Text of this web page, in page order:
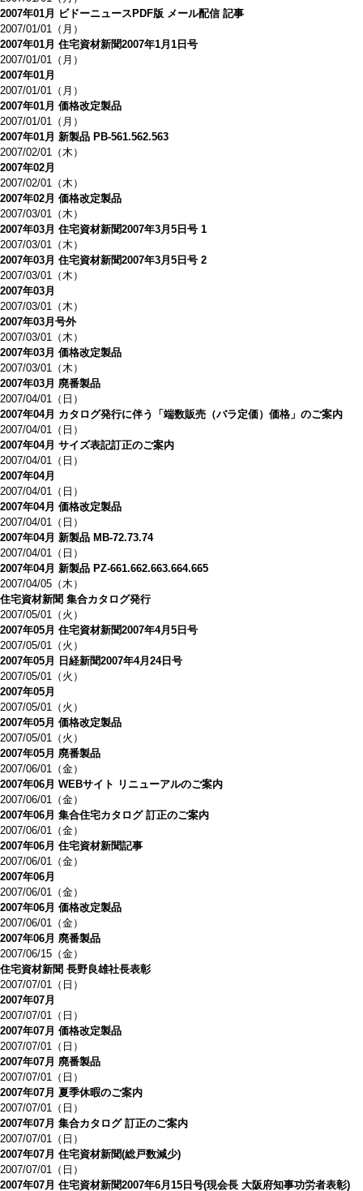
2007年01月 ビドーニュースPDF版 メール配信 記事
2007/01/01（月）
2007年01月 住宅資材新聞2007年1月1日号
2007/01/01（月）
2007年01月
2007/01/01（月）
2007年01月 価格改定製品
2007/01/01（月）
2007年01月 新製品 PB-561.562.563
2007/02/01（木）
2007年02月
2007/02/01（木）
2007年02月 価格改定製品
2007/03/01（木）
2007年03月 住宅資材新聞2007年3月5日号 1
2007/03/01（木）
2007年03月 住宅資材新聞2007年3月5日号 2
2007/03/01（木）
2007年03月
2007/03/01（木）
2007年03月号外
2007/03/01（木）
2007年03月 価格改定製品
2007/03/01（木）
2007年03月 廃番製品
2007/04/01（日）
2007年04月 カタログ発行に伴う「端数販売（バラ定価）価格」のご案内
2007/04/01（日）
2007年04月 サイズ表記訂正のご案内
2007/04/01（日）
2007年04月
2007/04/01（日）
2007年04月 価格改定製品
2007/04/01（日）
2007年04月 新製品 MB-72.73.74
2007/04/01（日）
2007年04月 新製品 PZ-661.662.663.664.665
2007/04/05（木）
住宅資材新聞 集合カタログ発行
2007/05/01（火）
2007年05月 住宅資材新聞2007年4月5日号
2007/05/01（火）
2007年05月 日経新聞2007年4月24日号
2007/05/01（火）
2007年05月
2007/05/01（火）
2007年05月 価格改定製品
2007/05/01（火）
2007年05月 廃番製品
2007/06/01（金）
2007年06月 WEBサイト リニューアルのご案内
2007/06/01（金）
2007年06月 集合住宅カタログ 訂正のご案内
2007/06/01（金）
2007年06月 住宅資材新聞記事
2007/06/01（金）
2007年06月
2007/06/01（金）
2007年06月 価格改定製品
2007/06/01（金）
2007年06月 廃番製品
2007/06/15（金）
住宅資材新聞 長野良雄社長表彰
2007/07/01（日）
2007年07月
2007/07/01（日）
2007年07月 価格改定製品
2007/07/01（日）
2007年07月 廃番製品
2007/07/01（日）
2007年07月 夏季休暇のご案内
2007/07/01（日）
2007年07月 集合カタログ 訂正のご案内
2007/07/01（日）
2007年07月 住宅資材新聞(総戸数減少)
2007/07/01（日）
2007年07月 住宅資材新聞2007年6月15日号(現会長 大阪府知事功労者表彰)